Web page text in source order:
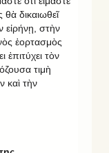
δικαιωθεῖ
εἰρήνῃ, στὴν
ἑορτασμὸς
τὸν
τιμὴ
καὶ τὴν